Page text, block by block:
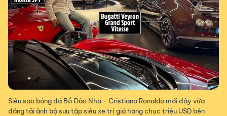
Siêu sao bóng đá Bồ Đào Nha - Cristiano Ronaldo mới đây vừa
đăng tải ảnh bộ sưu tập siêu xe trị giá hàng chục triệu USD bên